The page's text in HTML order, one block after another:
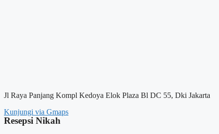
Jl Raya Panjang Kompl Kedoya Elok Plaza Bl DC 55, Dki Jakarta
Kunjungi via Gmaps
Resepsi Nikah